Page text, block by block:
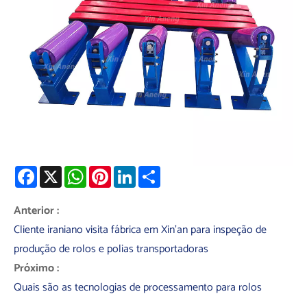
Facebook WhatsAppPinterestLinkedIn
Anterior :
Cliente iraniano visita fábrica em Xin'an para inspeção de
produção de rolos e polias transportadoras
Próximo :
Quais são as tecnologias de processamento para rolos